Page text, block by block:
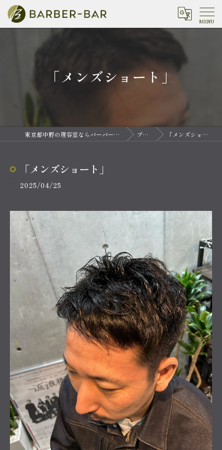
「メンズショート」
東京都中野の理容室ならバーバーバー 中野 ブログ 「メンズショート」
「メンズショート」
2025/04/25